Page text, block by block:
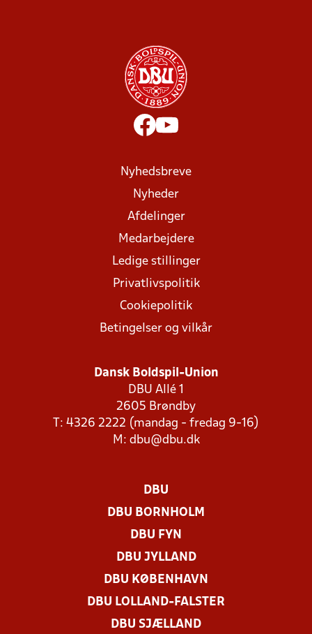
Nyhedsbreve
Nyheder
Afdelinger
Medarbejdere
Ledige stillinger
Privatlivspolitik
Cookiepolitik
Betingelser og vilkår
Dansk Boldspil-Union
DBU Allé 1
2605 Brøndby
T: 4326 2222 (mandag - fredag 9-16)
M: dbu@dbu.dk
DBU
DBU BORNHOLM
DBU FYN
DBU JYLLAND
DBU KØBENHAVN
DBU LOLLAND-FALSTER
DBU SJÆLLAND